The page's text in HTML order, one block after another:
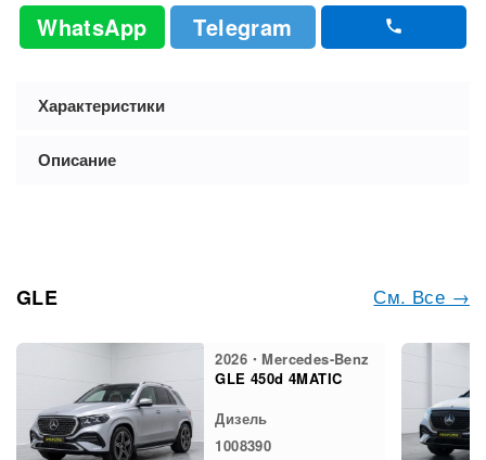
WhatsApp Telegram
Характеристики
Описание
См. Все →
GLE
2026・Mercedes-Benz
GLE 450d 4MATIC
Дизель
1008390